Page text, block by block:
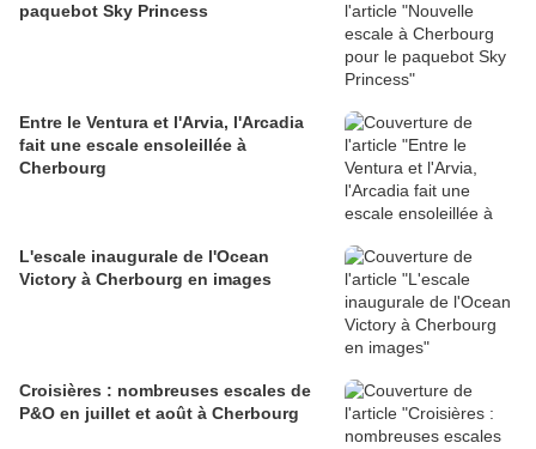
paquebot Sky Princess
Entre le Ventura et l'Arvia, l'Arcadia
fait une escale ensoleillée à
Cherbourg
L'escale inaugurale de l'Ocean
Victory à Cherbourg en images
Croisières : nombreuses escales de
P&O en juillet et août à Cherbourg